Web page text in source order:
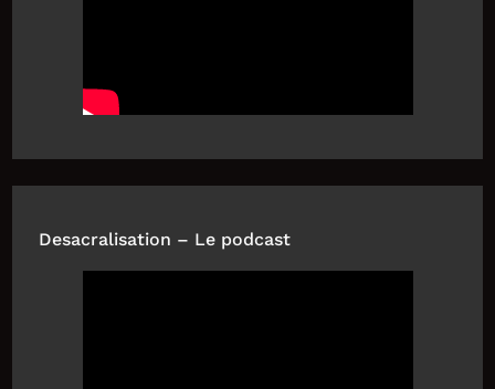
Desacralisation – Le podcast